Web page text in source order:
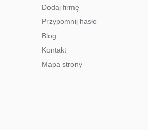
Dodaj firmę
Przypomnij hasło
Blog
Kontakt
Mapa strony